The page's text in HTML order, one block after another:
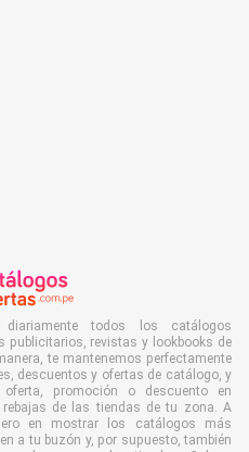
diariamente todos los catálogos
publicitarios, revistas y lookbooks de
te mantenemos perfectamente
descuentos y ofertas de catálogo, y
promoción o descuento en
de las tiendas de tu zona. A
en mostrar los catálogos más
a tu buzón y, por supuesto, también